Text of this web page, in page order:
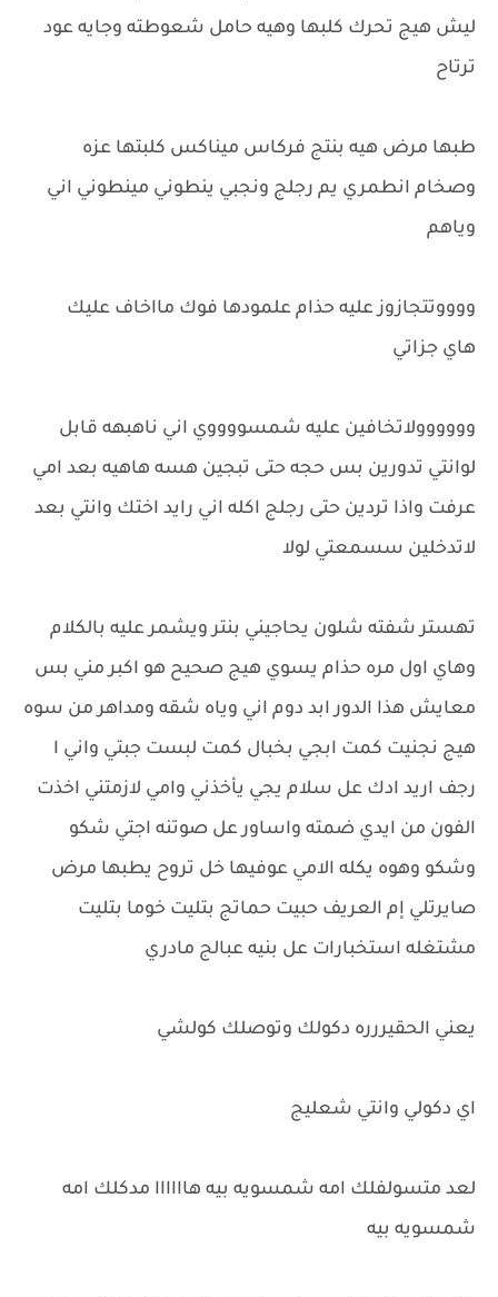
ليش هيج تحرك كلبها وهيه حامل شعوطته وجايه عود
ترتاح
طبها مرض هيه بنتج فركاس ميناكس كلبتها عزه
وصخام انطمري يم رجلج ونجبي ينطوني مينطوني اني
وياهم
ووووتتجازوز عليه حذام علمودها فوك مااخاف عليك
هاي جزاتي
وووووولاتخافين عليه شمسووووي اني ناهبهه قابل
لوانتي تدورين بس حجه حتى تبجين هسه هاهيه بعد امي
عرفت واذا تردين حتى رجلج اكله اني رايد اختك وانتي بعد
لاتدخلين سسمعتي لولا
تهستر شفته شلون يحاجيني بنتر ويشمر عليه بالكلام
وهاي اول مره حذام يسوي هيج صحيح هو اكبر مني بس
معايش هذا الدور ابد دوم اني وياه شقه ومداهر من سوه
هيج نجنيت كمت ابجي بخبال كمت لبست جبتي واني ا
رجف اريد ادك عل سلام يجي يأخذني وامي لازمتني اخذت
الفون من ايدي ضمته واساور عل صوتنه اجتي شكو
وشكو وهوه يكله الامي عوفيها خل تروح يطبها مرض
صايرتلي إم العريف حبيت حماتج بتليت خوما بتليت
مشتغله استخبارات عل بنيه عبالج مادري
يعني الحقيررره دكولك وتوصلك كولشي
اي دكولي وانتي شعليج
لعد متسولفلك امه شمسويه بيه هاااااا مدكلك امه
شمسويه بيه